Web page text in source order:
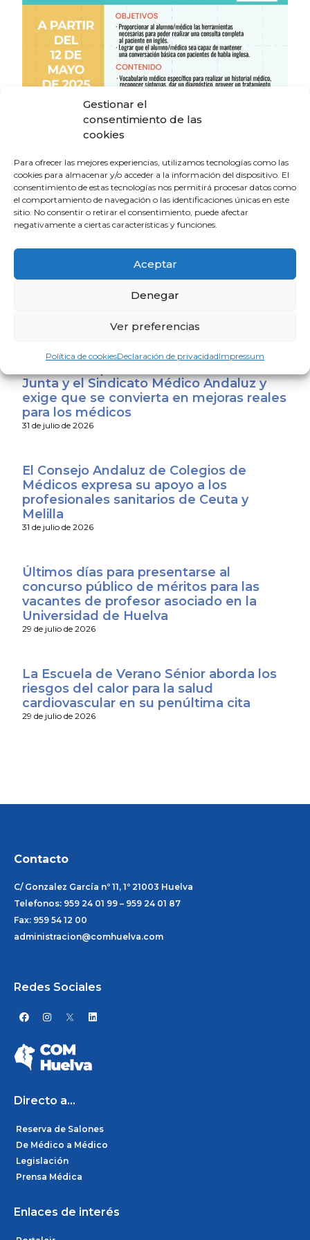
Gestionar el
consentimiento de las
cookies
Para ofrecer las mejores experiencias, utilizamos tecnologías como las
cookies para almacenar y/o acceder a la información del dispositivo. El
consentimiento de estas tecnologías nos permitirá procesar datos como
el comportamiento de navegación o las identificaciones únicas en este
sitio. No consentir o retirar el consentimiento, puede afectar
negativamente a ciertas características y funciones.
Aceptar
Denegar
Ver preferencias
Política de cookiesDeclaración de privacidadImpressum
La Escuela de Verano Sénior cierra su
programación con una charla sobre
sexualidad y suelo pélvico en las
personas mayores
4 de agosto de 2026
El Colegio de Médicos de Huelva y
Fundación Madre Coraje unen fuerzas
para promover una sociedad más
Junta y el Sindicato Médico Andaluz y
exige que se convierta en mejoras reales
para los médicos
31 de julio de 2026
El Consejo Andaluz de Colegios de
Médicos expresa su apoyo a los
profesionales sanitarios de Ceuta y
Melilla
31 de julio de 2026
Últimos días para presentarse al
concurso público de méritos para las
vacantes de profesor asociado en la
Universidad de Huelva
29 de julio de 2026
La Escuela de Verano Sénior aborda los
riesgos del calor para la salud
cardiovascular en su penúltima cita
29 de julio de 2026
Contacto
C/ Gonzalez García nº 11, 1º 21003 Huelva
Telefonos: 959 24 01 99 – 959 24 01 87
Fax: 959 54 12 00
administracion@comhuelva.com
Redes Sociales
F
a
e
b
o
o
I
n
a
g
r
L
i
i
Directo a...
Reserva de Salones
De Médico a Médico
Legislación
Prensa Médica
Enlaces de interés